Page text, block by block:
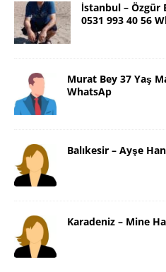
İstanbul – Özgür
0531 993 40 56
Murat Bey 37 Yaş
WhatsAp
Balıkesir – Ayşe
Karadeniz – Mine